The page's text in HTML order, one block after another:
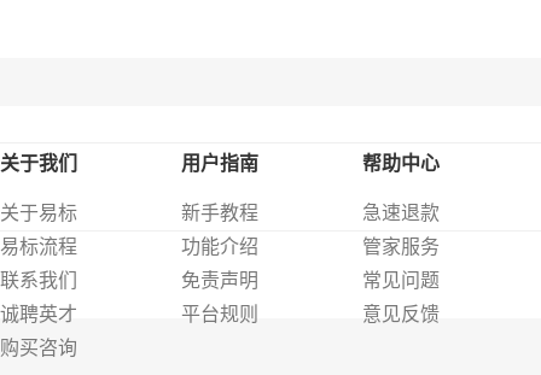
关于我们
关于易标
易标流程
联系我们
诚聘英才
购买咨询
用户指南
新手教程
功能介绍
免责声明
平台规则
帮助中心
急速退款
管家服务
常见问题
意见反馈